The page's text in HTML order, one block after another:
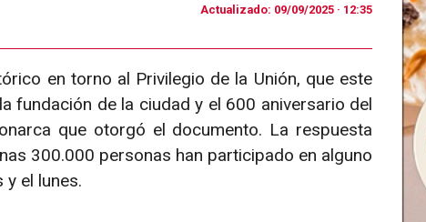
Actualizado: 09/09/2025 · 12:35
en torno al Privilegio de la Unión, que este
fundación de la ciudad y el 600 aniversario del
que otorgó el documento. La respuesta
300.000 personas han participado en alguno
el lunes.